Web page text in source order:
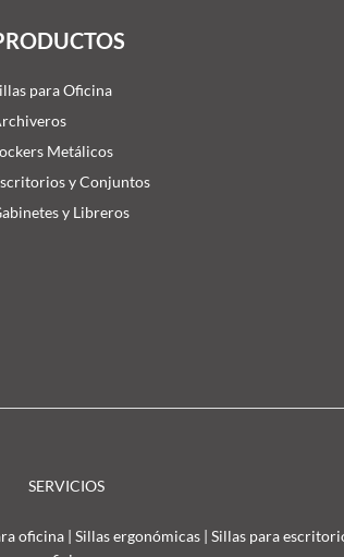
para Oficina
Metálicos
y Conjuntos
y Libreros
SERVICIOS
oficina| Sillas ergonómicas| Sillas para